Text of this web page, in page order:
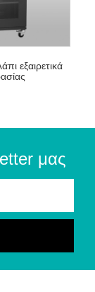
εξαιρετικά
μας